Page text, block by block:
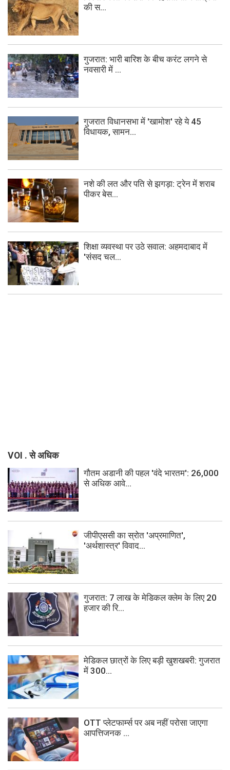
की स...
गुजरात: भारी बारिश के बीच करंट लगने से
नवसारी में ...
गुजरात विधानसभा में 'खामोश' रहे ये 45
विधायक, सामन...
नशे की लत और पति से झगड़ा: ट्रेन में शराब
पीकर बेस...
शिक्षा व्यवस्था पर उठे सवाल: अहमदाबाद में
'संसद चल...
VOI . से अधिक
गौतम अडानी की पहल 'वंदे भारतम': 26,000
से अधिक आवे...
जीपीएससी का स्रोत 'अप्रमाणित',
'अर्थशास्त्र' विवाद...
गुजरात: 7 लाख के मेडिकल क्लेम के लिए 20
हजार की रि...
मेडिकल छात्रों के लिए बड़ी खुशखबरी: गुजरात
में 300...
OTT प्लेटफार्म्स पर अब नहीं परोसा जाएगा
आपत्तिजनक ...